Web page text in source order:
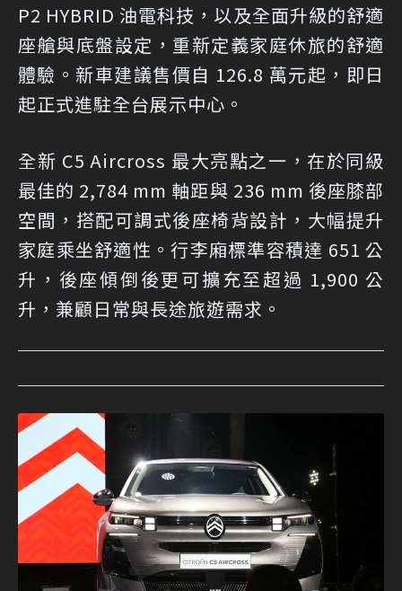
P2 HYBRID 油電科技，以及全面升級的舒適
座艙與底盤設定，重新定義家庭休旅的舒適
體驗。新車建議售價自 126.8 萬元起，即日
起正式進駐全台展示中心。
全新 C5 Aircross 最大亮點之一，在於同級
最佳的 2,784 mm 軸距與 236 mm 後座膝部
空間，搭配可調式後座椅背設計，大幅提升
家庭乘坐舒適性。行李廂標準容積達 651 公
升，後座傾倒後更可擴充至超過 1,900 公
升，兼顧日常與長途旅遊需求。